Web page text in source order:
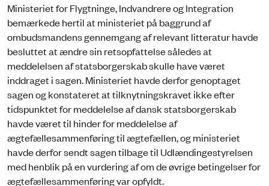
Ministeriet for Flygtninge, Indvandrere og Integration
bemærkede hertil at ministeriet på baggrund af
ombudsmandens gennemgang af relevant litteratur havde
besluttet at ændre sin retsopfattelse således at
meddelelsen af statsborgerskab skulle have været
inddraget i sagen. Ministeriet havde derfor genoptaget
sagen og konstateret at tilknytningskravet ikke efter
tidspunktet for meddelelse af dansk statsborgerskab
havde været til hinder for meddelelse af
ægtefællesammenføring til ægtefællen, og ministeriet
havde derfor sendt sagen tilbage til Udlændingestyrelsen
med henblik på en vurdering af om de øvrige betingelser for
ægtefællesammenføring var opfyldt.